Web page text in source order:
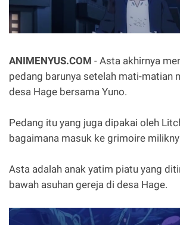
ANIMENYUS.COM - Asta akhirnya
pedang barunya setelah mati-matian
desa Hage bersama Yuno.
Pedang itu yang juga dipakai oleh
bagaimana masuk ke grimoire
Asta adalah anak yatim piatu yang
bawah asuhan gereja di desa Hage.